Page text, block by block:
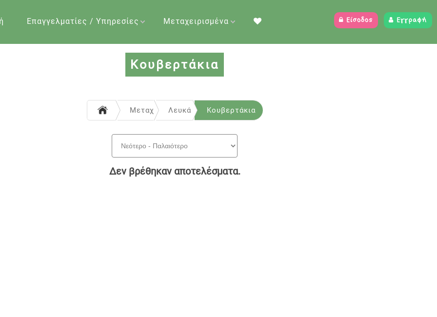
Είσοδος Εγγραφή
Επαγγελματίες / Υπηρεσίες Μεταχειρισμένα
Κουβερτάκια
ΜεταχειρισμέναΛευκά είδη - Προίκα μωρού
Κουβερτάκια
Δεν βρέθηκαν αποτελέσματα.